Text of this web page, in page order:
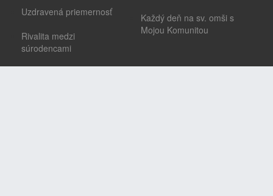
Uzdravená priemernosť
Rivalita medzi
súrodencami
Každý deň na sv. omši s
Mojou Komunitou